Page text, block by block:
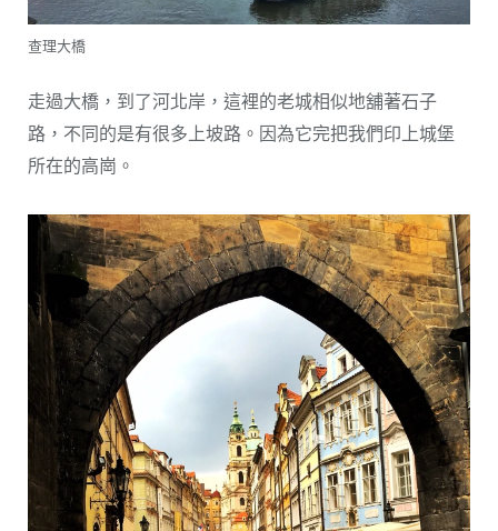
查理大橋
走過大橋，到了河北岸，這裡的老城相似地舖著石子
路，不同的是有很多上坡路。因為它完把我們印上城堡
所在的高崗。